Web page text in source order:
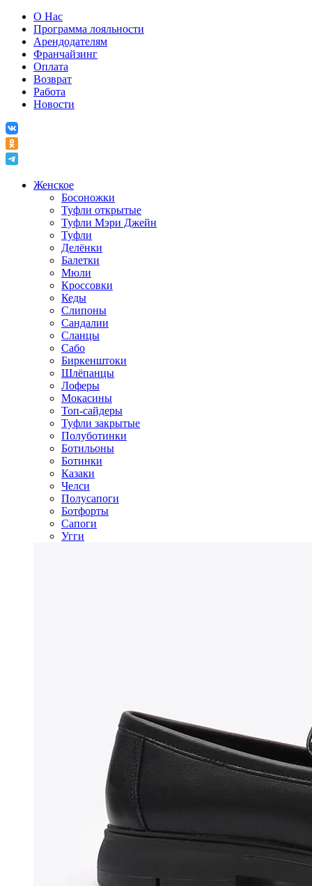
О Нас
Программа лояльности
Арендодателям
Франчайзинг
Оплата
Возврат
Работа
Новости
Женское
Босоножки
Туфли открытые
Туфли Мэри Джейн
Туфли
Делёнки
Балетки
Мюли
Кроссовки
Кеды
Слипоны
Сандалии
Сланцы
Сабо
Биркенштоки
Шлёпанцы
Лоферы
Мокасины
Топ-сайдеры
Туфли закрытые
Полуботинки
Ботильоны
Ботинки
Казаки
Челси
Полусапоги
Ботфорты
Сапоги
Угги